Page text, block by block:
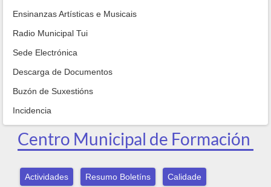
Ensinanzas Artísticas e Musicais
Radio Municipal Tui
Sede Electrónica
Descarga de Documentos
Buzón de Suxestións
Incidencia
Centro Municipal de Formación
Actividades Resumo Boletíns Calidade